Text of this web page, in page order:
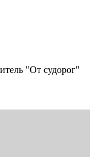
"От судорог"